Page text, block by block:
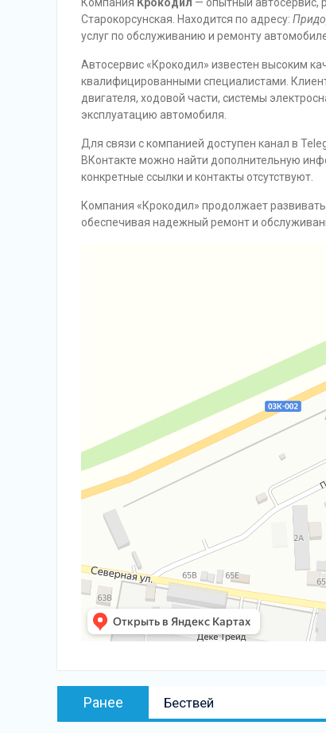
Компания Крокодил — опытный автосервис,
Старокорсунская. Находится по адресу:
услуг по обслуживанию и ремонту
Автосервис «Крокодил» известен высоким
квалифицированными специалистами.
двигателя, ходовой части, системы
эксплуатацию автомобиля.
Для связи с компанией доступен канал в
ВКонтакте можно найти дополнительную
конкретные ссылки и контакты отсутствуют.
Компания «Крокодил» продолжает
обеспечивая надежный ремонт и
Навигация
Ранее
Предыдущая
Бествей